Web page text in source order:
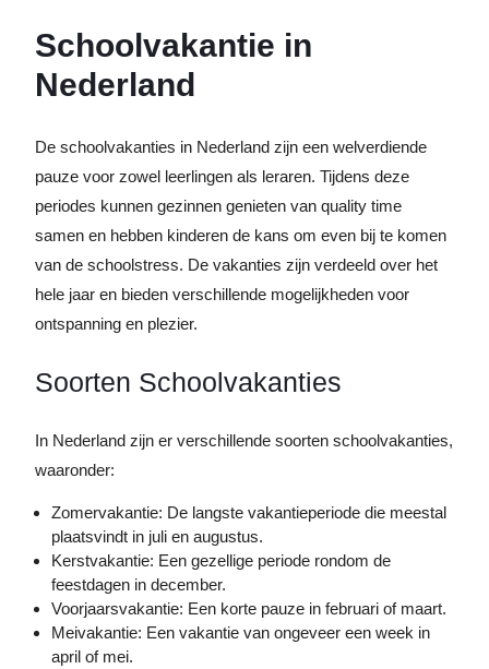
Schoolvakantie in
Nederland
De schoolvakanties in Nederland zijn een welverdiende
pauze voor zowel leerlingen als leraren. Tijdens deze
periodes kunnen gezinnen genieten van quality time
samen en hebben kinderen de kans om even bij te komen
van de schoolstress. De vakanties zijn verdeeld over het
hele jaar en bieden verschillende mogelijkheden voor
ontspanning en plezier.
Soorten Schoolvakanties
In Nederland zijn er verschillende soorten schoolvakanties,
waaronder:
Zomervakantie: De langste vakantieperiode die meestal
plaatsvindt in juli en augustus.
Kerstvakantie: Een gezellige periode rondom de
feestdagen in december.
Voorjaarsvakantie: Een korte pauze in februari of maart.
Meivakantie: Een vakantie van ongeveer een week in
april of mei.